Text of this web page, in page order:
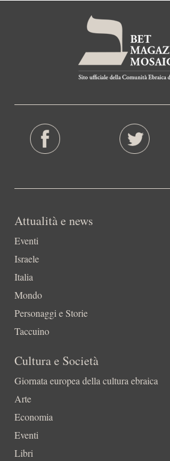
Attualità e news
Eventi
Israele
Italia
Mondo
Personaggi e Storie
Taccuino
Cultura e Società
Giornata europea della cultura ebraica
Arte
Economia
Eventi
Libri